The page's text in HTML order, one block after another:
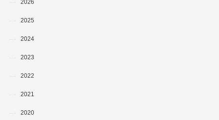
2026
2025
2024
2023
2022
2021
2020